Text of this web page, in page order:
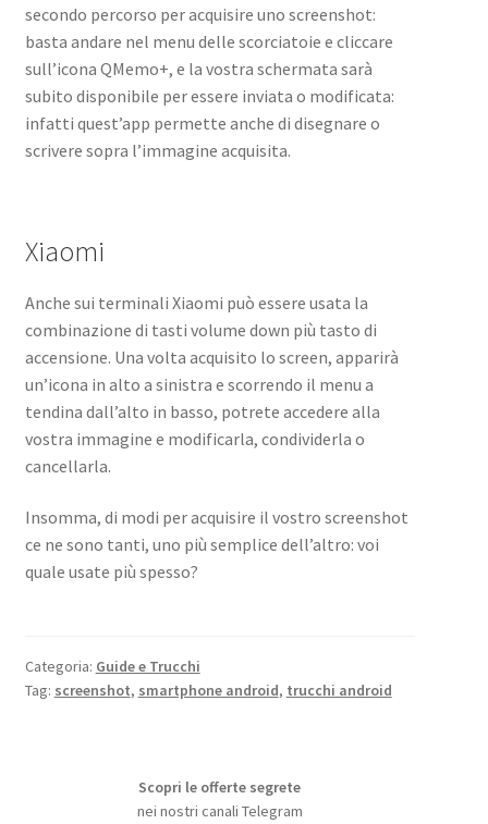
secondo percorso per acquisire uno screenshot:
basta andare nel menu delle scorciatoie e cliccare
sull’icona QMemo+, e la vostra schermata sarà
subito disponibile per essere inviata o modificata:
infatti quest’app permette anche di disegnare o
scrivere sopra l’immagine acquisita.
Xiaomi
Anche sui terminali Xiaomi può essere usata la
combinazione di tasti volume down più tasto di
accensione. Una volta acquisito lo screen, apparirà
un’icona in alto a sinistra e scorrendo il menu a
tendina dall’alto in basso, potrete accedere alla
vostra immagine e modificarla, condividerla o
cancellarla.
Insomma, di modi per acquisire il vostro screenshot
ce ne sono tanti, uno più semplice dell’altro: voi
quale usate più spesso?
Categoria: Guide e Trucchi
Tag: screenshot, smartphone android, trucchi android
Scopri le offerte segrete
nei nostri canali Telegram